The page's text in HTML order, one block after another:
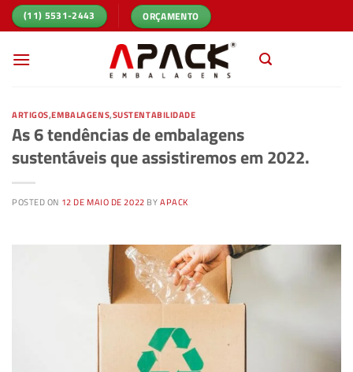
Skip
to
(11) 5531-2443 ORÇAMENTO
ARTIGOS,EMBALAGENS,SUSTENTABILIDADE
As 6 tendências de embalagens
sustentáveis que assistiremos em 2022.
POSTED ON 12 DE MAIO DE 2022 BYAPACK